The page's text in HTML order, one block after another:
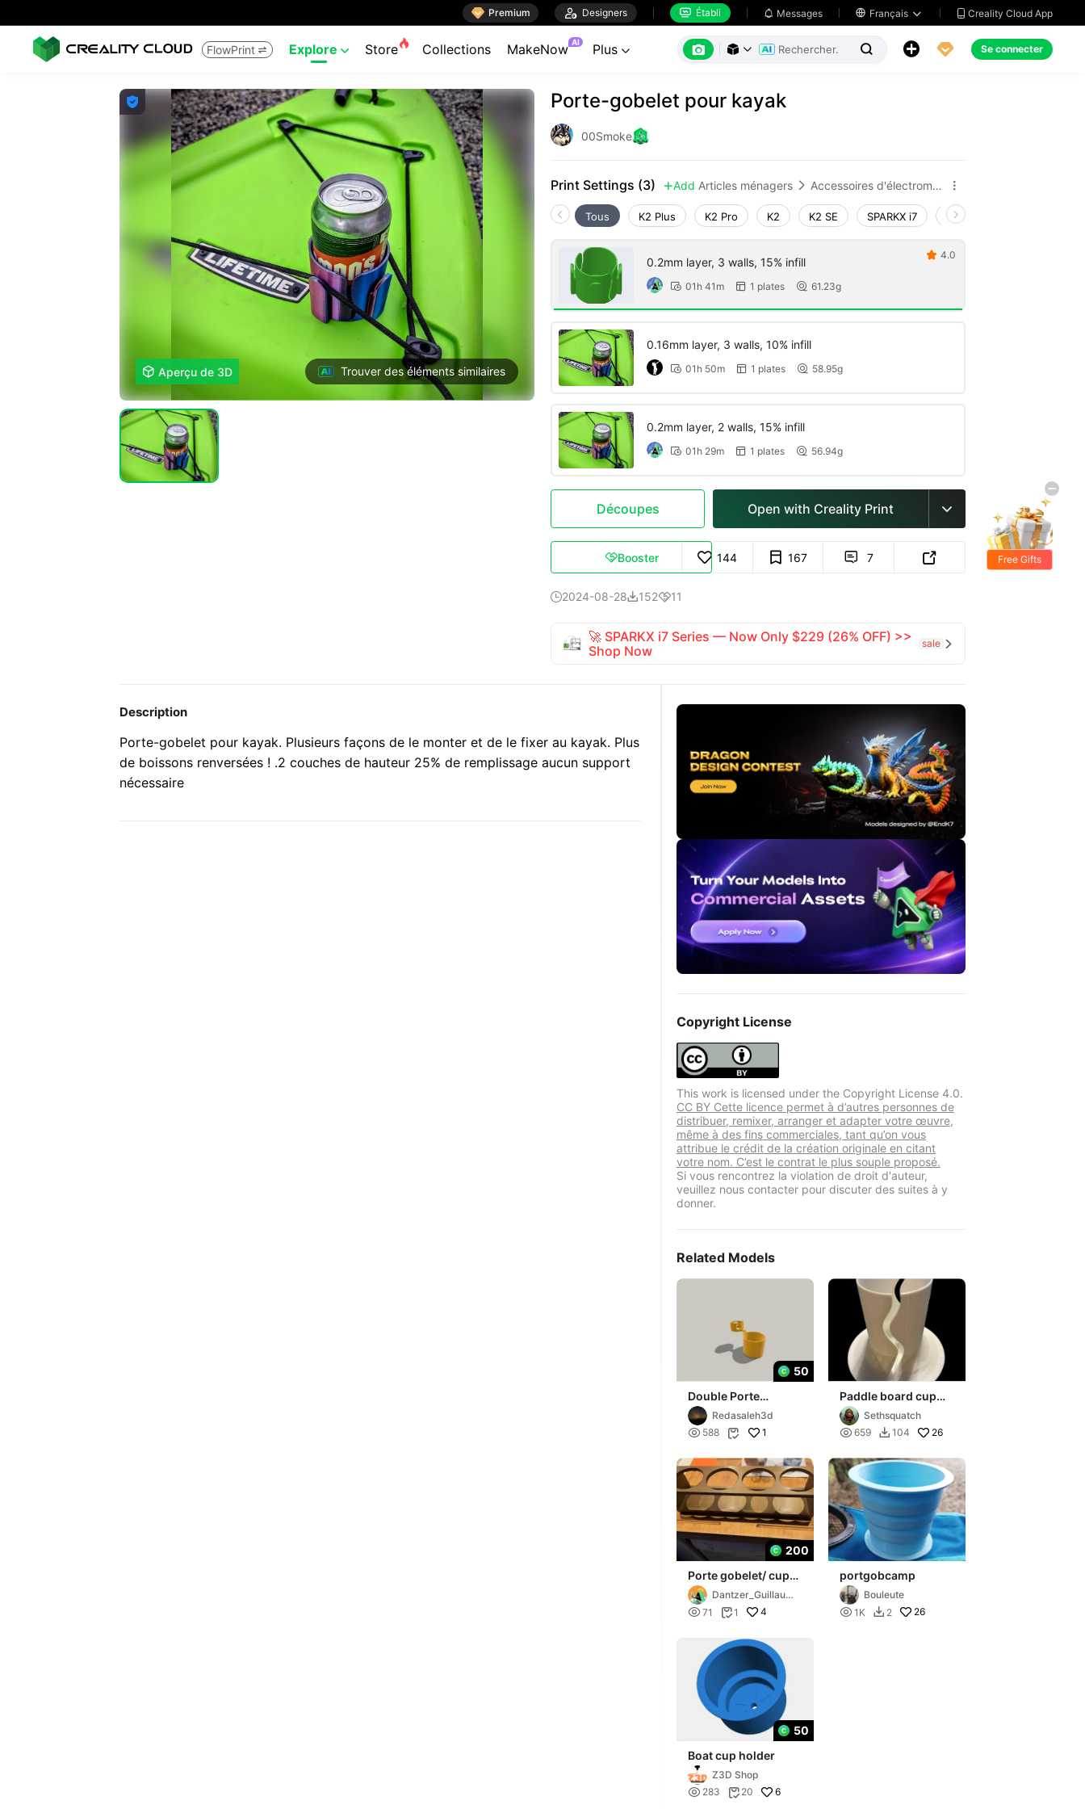
 Premium  Designers  Établi  Messages  Français   Creality Cloud App
FlowPrint  Explore  Store Collections MakeNow AI Plus        Se connecter

 Aperçu de 3D Trouver des éléments similaires
Porte-gobelet pour kayak
00Smoke
Print Settings (3) Add Articles ménagers  Accessoires d'électroménager 
Tous K2 Plus K2 Pro K2 K2 SE SPARKX i7 Creality Hi
0.2mm layer, 3 walls, 15% infill
 01h 41m  1 plates  61.23g
 4.0
0.16mm layer, 3 walls, 10% infill
 01h 50m  1 plates  58.95g
0.2mm layer, 2 walls, 15% infill
 01h 29m  1 plates  56.94g
Découpes Open with Creality Print 
Booster 144 167  7 
2024-08-2815211
🚀 SPARKX i7 Series — Now Only $229 (26% OFF) >>
Shop Now
sale 
Description
Porte-gobelet pour kayak. Plusieurs façons de le monter et de le fixer au kayak. Plus
de boissons renversées ! .2 couches de hauteur 25% de remplissage aucun support
nécessaire
Copyright License
This work is licensed under the Copyright License 4.0.
CC BY Cette licence permet à d’autres personnes de
distribuer, remixer, arranger et adapter votre œuvre,
même à des fins commerciales, tant qu’on vous
attribue le crédit de la création originale en citant
votre nom. C’est le contrat le plus souple proposé.
Si vous rencontrez la violation de droit d'auteur,
veuillez nous contacter pour discuter des suites à y
donner.
Related Models
50
Double Porte
Gobelet. Extension
Porte gobelet. Multi
usage
Redasaleh3d
 588  1
Paddle board cup
holderSethsquatch
 659  104 26
200
Porte gobelet/ cup
holderDantzer_Guillaum
 71 1 4
portgobcamp
Bouleute
 1K  2 26
50
Boat cup holder
Z3D Shop
 283  20 6
Free Gifts